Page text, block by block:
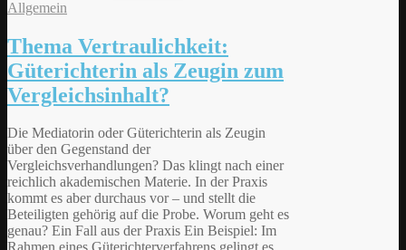
Allgemein
Thema Vertraulichkeit:
Güterichterin als Zeugin zum
Vergleichsinhalt?
Die Mediatorin oder Güterichterin als Zeugin
über den Gegenstand der
Vergleichsverhandlungen? Das klingt nach einer
reichlich akademischen Materie. In der Praxis
kommt es aber durchaus vor – und stellt die
Beteiligten gehörig auf die Probe. Worum geht es
genau? Ein Fall aus der Praxis Ein Beispiel: Im